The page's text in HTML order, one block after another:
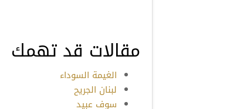
مقالات قد تهمك
الغيمة السوداء
لبنان الجريح
سوف عبيد